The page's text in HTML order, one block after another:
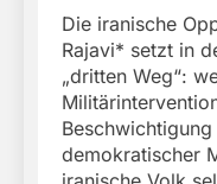
Die iranische
Rajavi* setzt in
„dritten Weg“:
demokratischer